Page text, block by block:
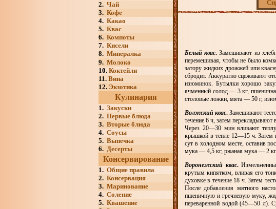
2. Чай
3. Кофе
4. Какао
5. Квас
6. Компоты
7. Кисели
8. Минералка
9. Молоко
10. Коктейли
11. Вина
12. Экзотика
Кулинария
1. Закуски
2. Первые блюда
3. Вторые блюда
4. Соусы
5. Выпечка
6. Десерты
Консервирование
1. Общие правила
2. Консервация
3. Маринование
4. Соление
5. Квашение
Белый квас. Замешивают из
перемешивая, чтобы не было
затору жидких дрожжей или
сбродит. Аккуратно сцеживают
изюминок. Бутылки хорошо
ячменный солод — 3 кг,
столовые ложки, мята — 50 г,
Волжский квас. Замешивают
течение 6 ч, затем
Через 20—30 мин вливают
крышкой в тепле 12—15 ч. Затем
сут в холодном месте, оставив
мука — 4,5 кг, ржаная мука — 2
Воронежский квас.
крутым кипятком, вливая его
духовке в течение 18 ч. Затем
После добавления мятного
пшеничную и гречневую муку,
переваренной водой (45—50 л).